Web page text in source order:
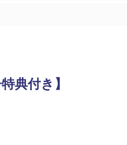
典付き】